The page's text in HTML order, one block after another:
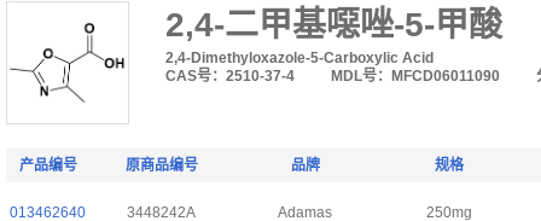
2,4-二甲基噁唑-5-甲酸
2,4-Dimethyloxazole-5-Carboxylic Acid
CAS号：2510-37-4
MDL号：MFCD06011090
产品编号 原商品编号 品牌 规格
013462640 3448242A Adamas 250mg